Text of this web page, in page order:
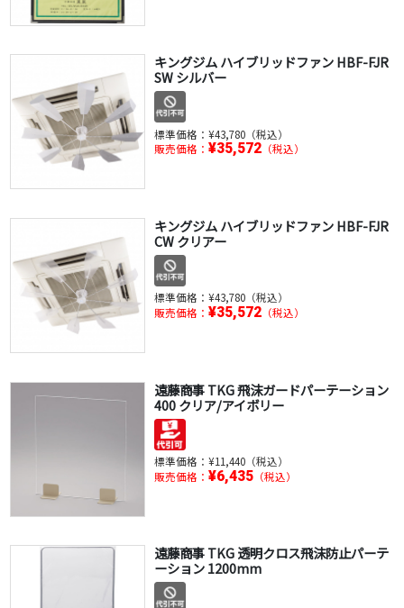
キングジム ハイブリッドファン HBF-FJR
SW シルバー
標準価格： ¥43,780（税込）
販売価格： ¥35,572（税込）
キングジム ハイブリッドファン HBF-FJR
CW クリアー
標準価格： ¥43,780（税込）
販売価格： ¥35,572（税込）
遠藤商事 TKG 飛沫ガードパーテーション
400 クリア/アイボリー
標準価格： ¥11,440（税込）
販売価格： ¥6,435（税込）
遠藤商事 TKG 透明クロス飛沫防止パーテ
ーション 1200mm